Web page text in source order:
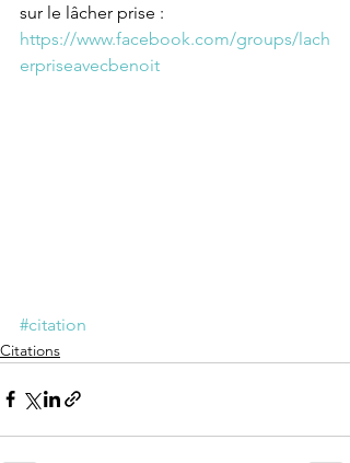
sur le lâcher prise :
https://www.facebook.com/groups/lach
erpriseavecbenoit
#citation
Citations